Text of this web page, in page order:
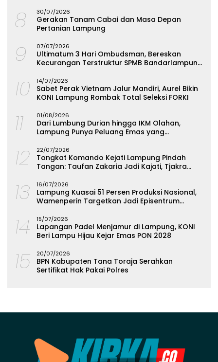
8 30/07/2026
Gerakan Tanam Cabai dan Masa Depan
Pertanian Lampung
9 07/07/2026
Ultimatum 3 Hari Ombudsman, Bereskan
Kecurangan Terstruktur SPMB Bandarlampung
10 14/07/2026
Sabet Perak Vietnam Jalur Mandiri, Aurel Bikin
KONI Lampung Rombak Total Seleksi FORKI
11 01/08/2026
Dari Lumbung Durian hingga IKM Olahan,
Lampung Punya Peluang Emas yang
12 22/07/2026
Tongkat Komando Kejati Lampung Pindah
Tangan: Taufan Zakaria Jadi Kajati, Tjakra
13 16/07/2026
Lampung Kuasai 51 Persen Produksi Nasional,
Wamenperin Targetkan Jadi Episentrum
14 15/07/2026
Lapangan Padel Menjamur di Lampung, KONI
Beri Lampu Hijau Kejar Emas PON 2028
15 20/07/2026
BPN Kabupaten Tana Toraja Serahkan
Sertifikat Hak Pakai Polres